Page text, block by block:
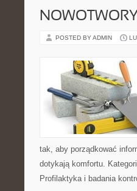
POSTED BY ADMIN
tak, aby porządkować
dotykają komfortu.
Profilaktyka i badania